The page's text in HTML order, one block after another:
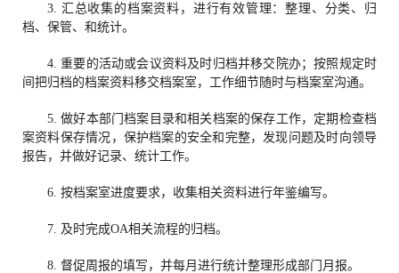
3. 汇总收集的档案资料，进行有效管理：整理、分类、归
档、保管、和统计。
4. 重要的活动或会议资料及时归档并移交院办；按照规定时
间把归档的档案资料移交档案室，工作细节随时与档案室沟通。
5. 做好本部门档案目录和相关档案的保存工作，定期检查档
案资料保存情况，保护档案的安全和完整，发现问题及时向领导
报告，并做好记录、统计工作。
6. 按档案室进度要求，收集相关资料进行年鉴编写。
7. 及时完成OA相关流程的归档。
8. 督促周报的填写，并每月进行统计整理形成部门月报。